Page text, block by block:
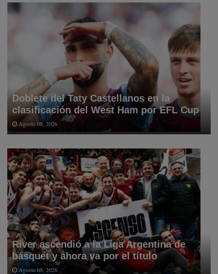
Doblete del Taty Castellanos en la
clasificación del West Ham por EFL Cup
Agosto 08, 2026
River ascendió a la Liga Argentina de
básquet y ahora va por el título
Agosto 08, 2026